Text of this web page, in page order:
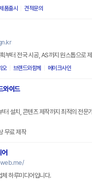
품출시 견적문의
부터 전국 시공, AS까지 원스톱으로
오 브랜드와함께 메이크사인
와이드
터 설치, 콘텐츠 제작까지 최적의 전문
무료 제작
하루미디어입니다.